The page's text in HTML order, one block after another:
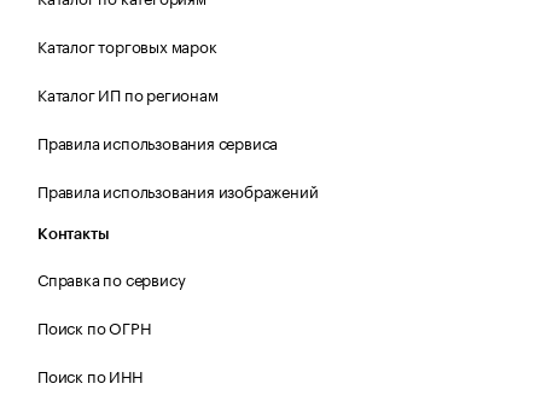
Каталог торговых марок
Каталог ИП по регионам
Правила использования сервиса
Правила использования изображений
Контакты
Справка по сервису
Поиск по ОГРН
Поиск по ИНН